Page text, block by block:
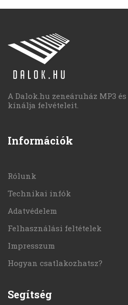
A Dalok.hu zeneáruház MP3
kínálja felvételeit.
Információk
Rólunk
Technikai infók
Adatvédelem
Felhasználási feltételek
Impresszum
Hogyan csatlakozhatsz?
Segítség